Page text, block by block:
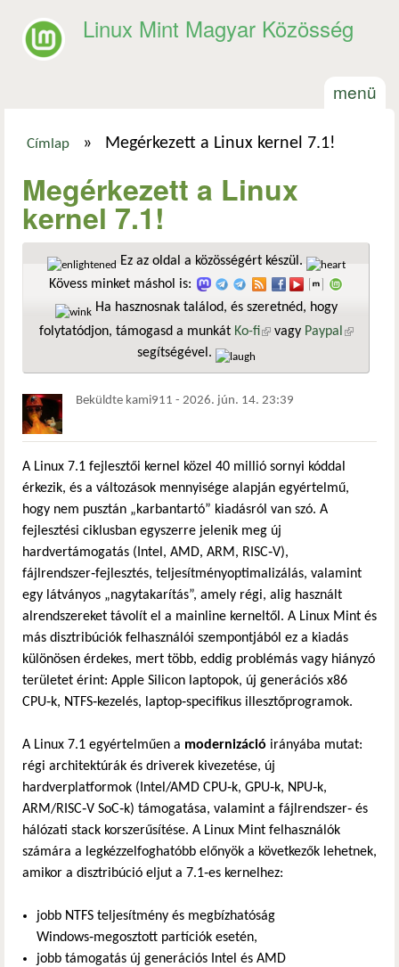
Linux Mint Magyar Közösség
menü
Címlap » Megérkezett a Linux kernel 7.1!
Megérkezett a Linux
kernel 7.1!
Ez az oldal a közösségért készül.
Kövess minket máshol is:
Ha hasznosnak találod, és szeretnéd, hogy
folytatódjon, támogasd a munkát Ko-fi(külső hivatkozás)
vagy Paypal
segítségével.
Beküldte kami911 - 2026. jún. 14. 23:39
A Linux 7.1 fejlesztői kernel közel 40 millió sornyi kóddal
érkezik, és a változások mennyisége alapján egyértelmű,
hogy nem pusztán „karbantartó” kiadásról van szó. A
fejlesztési ciklusban egyszerre jelenik meg új
hardvertámogatás (Intel, AMD, ARM, RISC‑V),
fájlrendszer‑fejlesztés, teljesítményoptimalizálás, valamint
egy látványos „nagytakarítás”, amely régi, alig használt
alrendszereket távolít el a mainline kerneltől. A Linux Mint és
más disztribúciók felhasználói szempontjából ez a kiadás
különösen érdekes, mert több, eddig problémás vagy hiányzó
területet érint: Apple Silicon laptopok, új generációs x86
CPU‑k, NTFS‑kezelés, laptop‑specifikus illesztőprogramok.
A Linux 7.1 egyértelműen a modernizáció irányába mutat:
régi architektúrák és driverek kivezetése, új
hardverplatformok (Intel/AMD CPU‑k, GPU‑k, NPU‑k,
ARM/RISC‑V SoC‑k) támogatása, valamint a fájlrendszer‑ és
hálózati stack korszerűsítése. A Linux Mint felhasználók
számára a legkézzelfoghatóbb előnyök a következők lehetnek,
amikor a disztribúció eljut a 7.1‑es kernelhez:
jobb NTFS teljesítmény és megbízhatóság
Windows‑megosztott partíciók esetén,
jobb támogatás új generációs Intel és AMD